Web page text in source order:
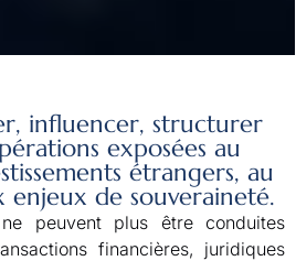
influencer, structurer
exposées au
étrangers, au
enjeux de souveraineté.
peuvent plus être conduites
financières, juridiques